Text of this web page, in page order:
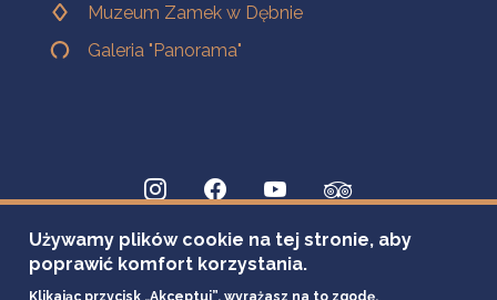
Muzeum Zamek w Dębnie
Galeria "Panorama"
Używamy plików cookie na tej stronie, aby
poprawić komfort korzystania.
Klikając przycisk „Akceptuj”, wyrażasz na to zgodę.